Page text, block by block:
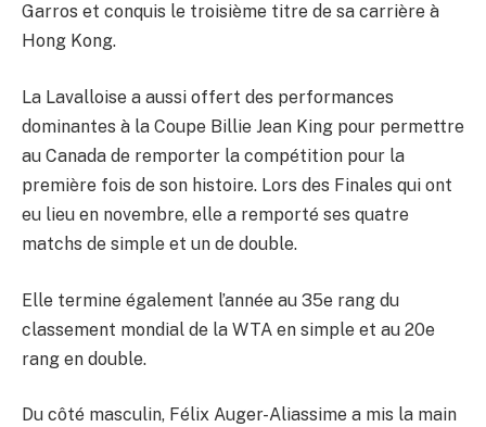
Garros et conquis le troisième titre de sa carrière à
Hong Kong.
La Lavalloise a aussi offert des performances
dominantes à la Coupe Billie Jean King pour permettre
au Canada de remporter la compétition pour la
première fois de son histoire. Lors des Finales qui ont
eu lieu en novembre, elle a remporté ses quatre
matchs de simple et un de double.
Elle termine également l’année au 35e rang du
classement mondial de la WTA en simple et au 20e
rang en double.
Du côté masculin, Félix Auger-Aliassime a mis la main